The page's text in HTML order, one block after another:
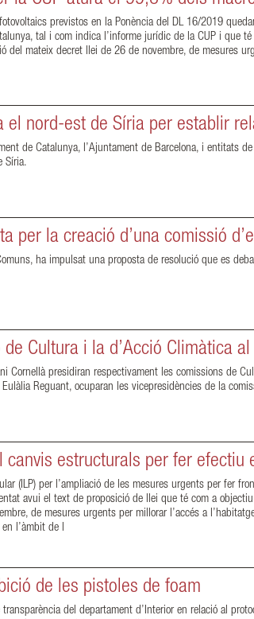
previstos en la Ponència del DL 16/2019
tal i com indica l’informe jurídic de la CUP i que
del mateix decret llei de 26 de novembre, de mesures
el nord-est de Síria per establir
de Catalunya, l’Ajuntament de Barcelona, i entitats
Síria.
per la creació d’una comissió
ha impulsat una proposta de resolució que es
Cultura i la d’Acció Climàtica
Cornellà presidiran respectivament les comissions de
Reguant, ocuparan les vicepresidències de la
canvis estructurals per fer efectiu
(ILP) per l’ampliació de les mesures urgents per fer
avui el text de proposició de llei que té com a
de mesures urgents per millorar l’accés a
l’àmbit de l
de les pistoles de foam
del departament d’Interior en relació al